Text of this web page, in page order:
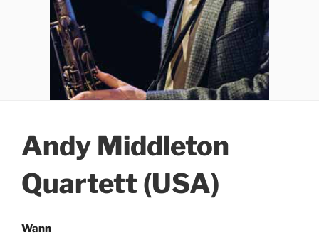
Andy Middleton
Quartett (USA)
Wann